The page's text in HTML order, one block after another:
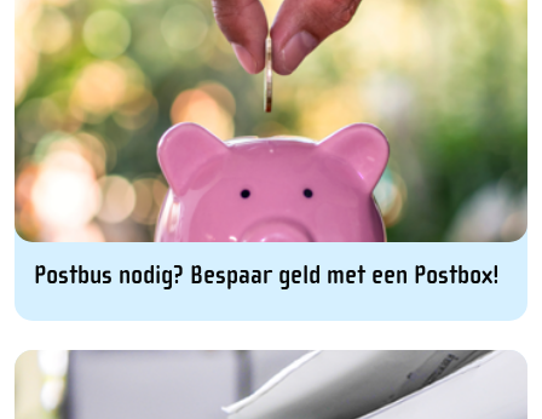
Postbus nodig? Bespaar geld met een Postbox!